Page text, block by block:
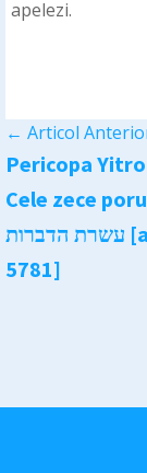
apelezi.
← Articol
Pericopa Yitro
Cele zece
עשרת הדברות [anul
5781]